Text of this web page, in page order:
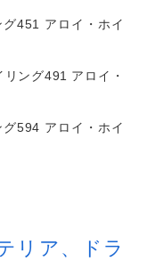
451 アロイ・ホイ
ング491 アロイ・
594 アロイ・ホイ
リア、ドラ